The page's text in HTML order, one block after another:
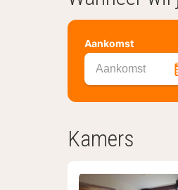
Aankomst
Aankomst
Kamers